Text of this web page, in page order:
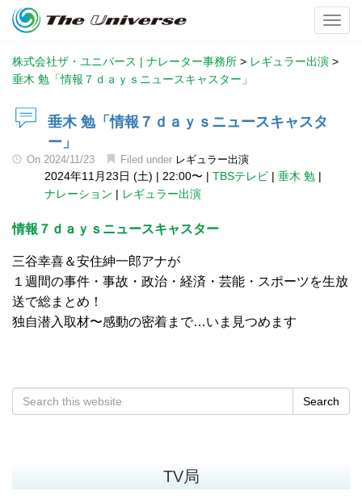
株式会社ザ・ユニバース | ナレーター事務所 > レギュラー出演 >
垂木 勉「情報７ｄａｙｓニュースキャスター」
垂木 勉「情報７ｄａｙｓニュースキャスタ
ー」
On 2024/11/23 Filed under レギュラー出演
2024年11月23日 (土) | 22:00〜 | TBSテレビ | 垂木 勉 |
ナレーション | レギュラー出演
情報７ｄａｙｓニュースキャスター
三谷幸喜＆安住紳一郎アナが
１週間の事件・事故・政治・経済・芸能・スポーツを生放
送で総まとめ！
独自潜入取材〜感動の密着まで…いま見つめます
Search
TV局